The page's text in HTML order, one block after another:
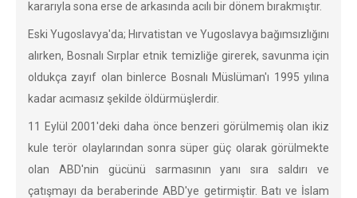
kararıyla sona erse de arkasında acılı bir dönem bırakmıştır.
Eski Yugoslavya'da; Hırvatistan ve Yugoslavya bağımsızlığını
alırken, Bosnalı Sırplar etnik temizliğe girerek, savunma için
oldukça zayıf olan binlerce Bosnalı Müslüman'ı 1995 yılına
kadar acımasız şekilde öldürmüşlerdir.
11 Eylül 2001'deki daha önce benzeri görülmemiş olan ikiz
kule terör olaylarından sonra süper güç olarak görülmekte
olan ABD'nin gücünü sarmasının yanı sıra saldırı ve
çatışmayı da beraberinde ABD'ye getirmiştir. Batı ve İslam